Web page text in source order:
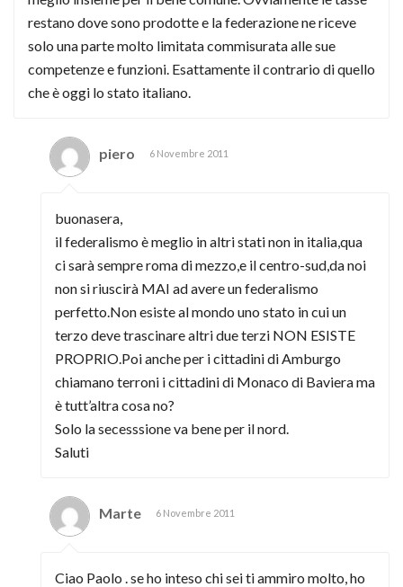
restano dove sono prodotte e la federazione ne riceve
solo una parte molto limitata commisurata alle sue
competenze e funzioni. Esattamente il contrario di quello
che è oggi lo stato italiano.
piero 6 Novembre 2011
buonasera,
il federalismo è meglio in altri stati non in italia,qua
ci sarà sempre roma di mezzo,e il centro-sud,da noi
non si riuscirà MAI ad avere un federalismo
perfetto.Non esiste al mondo uno stato in cui un
terzo deve trascinare altri due terzi NON ESISTE
PROPRIO.Poi anche per i cittadini di Amburgo
chiamano terroni i cittadini di Monaco di Baviera ma
è tutt’altra cosa no?
Solo la secesssione va bene per il nord.
Saluti
Marte 6 Novembre 2011
Ciao Paolo . se ho inteso chi sei ti ammiro molto, ho